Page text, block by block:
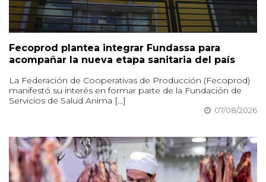
Fecoprod plantea integrar Fundassa para
acompañar la nueva etapa sanitaria del país
La Federación de Cooperativas de Producción (Fecoprod)
manifestó su interés en formar parte de la Fundación de
Servicios de Salud Anima [...]
07/08/2026